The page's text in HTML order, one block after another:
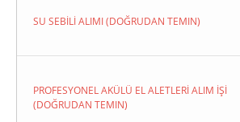
SU SEBİLİ ALIMI (DOĞRUDAN TEMIN)
PROFESYONEL AKÜLÜ EL ALETLERİ ALIM İŞİ
(DOĞRUDAN TEMIN)